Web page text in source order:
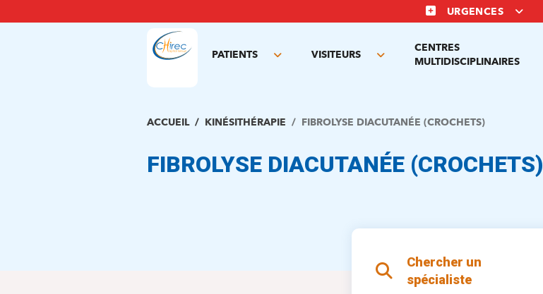
au
URGENCES
PATIENTS
Toggle
VISITEURS
Toggle
CENTRES
MULTIDISCIPLINAIRES
ACCUEIL KINÉSITHÉRAPIE FIBROLYSE DIACUTANÉE (CROCHETS)
FIBROLYSE DIACUTANÉE (CROCHETS)
Chercher un
spécialiste